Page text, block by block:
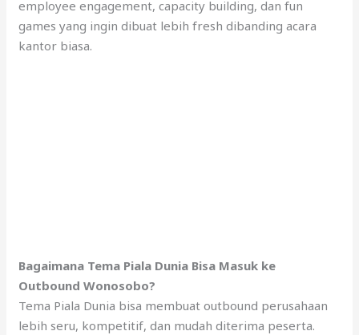
employee engagement, capacity building, dan fun
games yang ingin dibuat lebih fresh dibanding acara
kantor biasa.
Bagaimana Tema Piala Dunia Bisa Masuk ke
Outbound Wonosobo?
Tema Piala Dunia bisa membuat outbound perusahaan
lebih seru, kompetitif, dan mudah diterima peserta.